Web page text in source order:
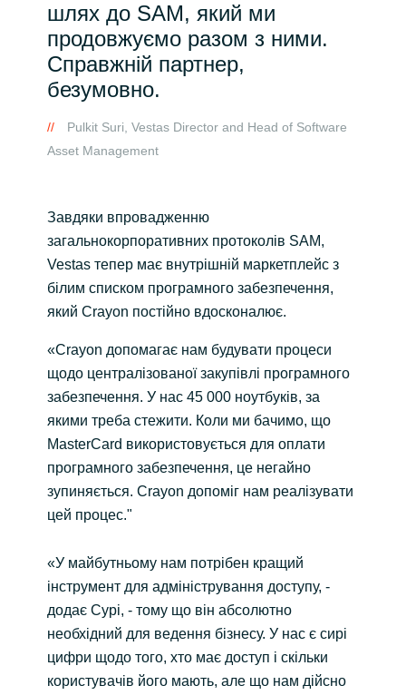
шлях до SAM, який ми
продовжуємо разом з ними.
Справжній партнер,
безумовно.
Pulkit Suri, Vestas Director and Head of Software
Asset Management
Завдяки впровадженню
загальнокорпоративних протоколів SAM,
Vestas тепер має внутрішній маркетплейс з
білим списком програмного забезпечення,
який Crayon постійно вдосконалює.
«Crayon допомагає нам будувати процеси
щодо централізованої закупівлі програмного
забезпечення. У нас 45 000 ноутбуків, за
якими треба стежити. Коли ми бачимо, що
MasterCard використовується для оплати
програмного забезпечення, це негайно
зупиняється. Crayon допоміг нам реалізувати
цей процес."
«У майбутньому нам потрібен кращий
інструмент для адміністрування доступу, -
додає Сурі, - тому що він абсолютно
необхідний для ведення бізнесу. У нас є сирі
цифри щодо того, хто має доступ і скільки
користувачів його мають, але що нам дійсно